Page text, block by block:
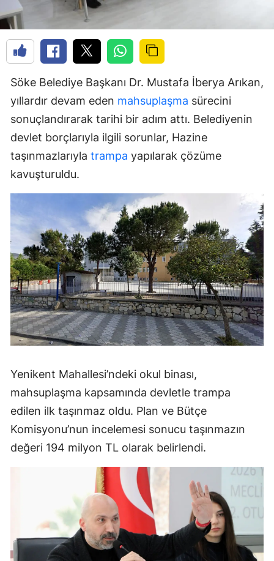
Söke Belediye Başkanı Dr. Mustafa İberya Arıkan,
yıllardır devam eden mahsuplaşma sürecini
sonuçlandırarak tarihi bir adım attı. Belediyenin
devlet borçlarıyla ilgili sorunlar, Hazine
taşınmazlarıyla trampa yapılarak çözüme
kavuşturuldu.
Yenikent Mahallesi’ndeki okul binası,
mahsuplaşma kapsamında devletle trampa
edilen ilk taşınmaz oldu. Plan ve Bütçe
Komisyonu’nun incelemesi sonucu taşınmazın
değeri 194 milyon TL olarak belirlendi.